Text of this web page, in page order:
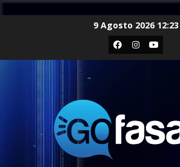
9 Agosto 2026 12:23
Facebook
Instagram
Youtube